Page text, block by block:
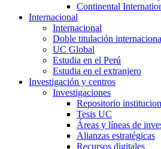
Continental
Internacional
Internacional
Doble titulación
UC Global
Estudia en el Perú
Estudia en el extranjero
Investigación y centros
Investigaciones
Repositorio
Tesis UC
Áreas y líneas de
Alianzas estratégicas
Recursos digitales